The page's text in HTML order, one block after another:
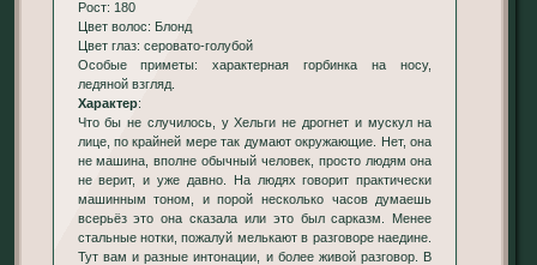
Рост: 180
Цвет волос: Блонд
Цвет глаз: серовато-голубой
Особые приметы: характерная горбинка на носу,
ледяной взгляд.
Характер:
Что бы не случилось, у Хельги не дрогнет и мускул на
лице, по крайней мере так думают окружающие. Нет, она
не машина, вполне обычный человек, просто людям она
не верит, и уже давно. На людях говорит практически
машинным тоном, и порой несколько часов думаешь
всерьёз это она сказала или это был сарказм. Менее
стальные нотки, пожалуй мелькают в разговоре наедине.
Тут вам и разные интонации, и более живой разговор. В